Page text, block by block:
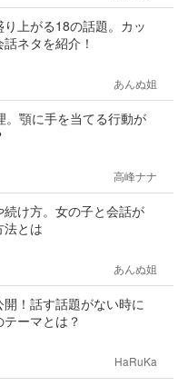
上がる18の話題。カッ
ネタを紹介！
あんぬ姐
。顎に手を当てる行動が
高峰ナナ
け方。女の子と会話が
法とは
あんぬ姐
！話す話題がない時に
ーマとは？
HaRuKa